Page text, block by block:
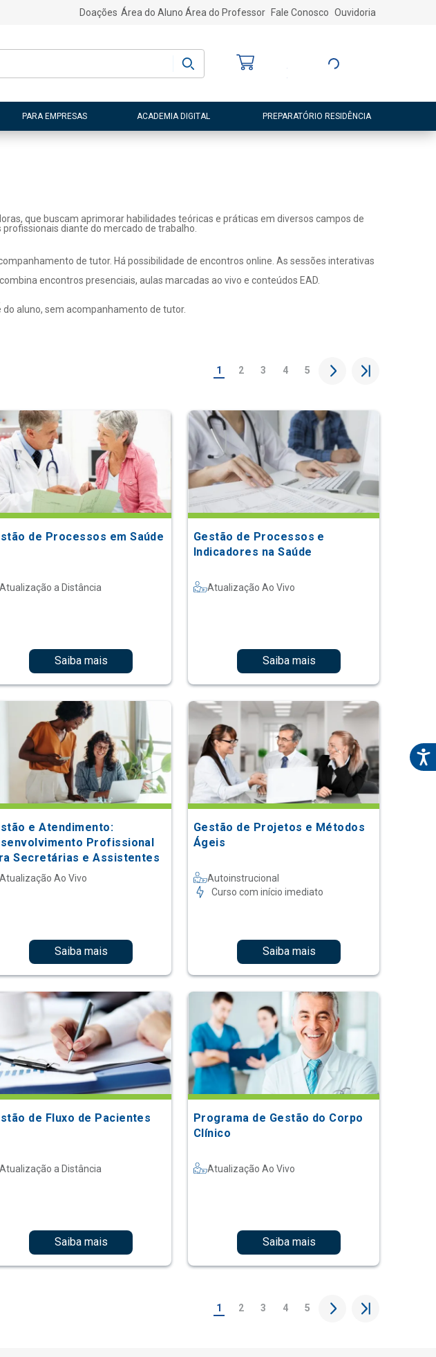
Doações Área do Aluno Área do Professor Fale Conosco Ouvidoria
Entre ou Cadastre-
PARA EMPRESAS ACADEMIA DIGITAL PREPARATÓRIO RESIDÊNCIA
que buscam aprimorar habilidades teóricas e práticas em diversos campos de
diante do mercado de trabalho.
de tutor. Há possibilidade de encontros online. As sessões interativas
encontros presenciais, aulas marcadas ao vivo e conteúdos EAD.
aluno, sem acompanhamento de tutor.
1 2 3 4 5
de Processos em Saúde
a Distância
Saiba mais
Gestão de Processos e
Indicadores na Saúde
Atualização Ao Vivo
Saiba mais
e Atendimento:
Profissional
Secretárias e Assistentes
Ao Vivo
Saiba mais
Gestão de Projetos e Métodos
Ágeis
Autoinstrucional
Curso com início imediato
Saiba mais
de Fluxo de Pacientes
a Distância
Saiba mais
Programa de Gestão do Corpo
Clínico
Atualização Ao Vivo
Saiba mais
1 2 3 4 5